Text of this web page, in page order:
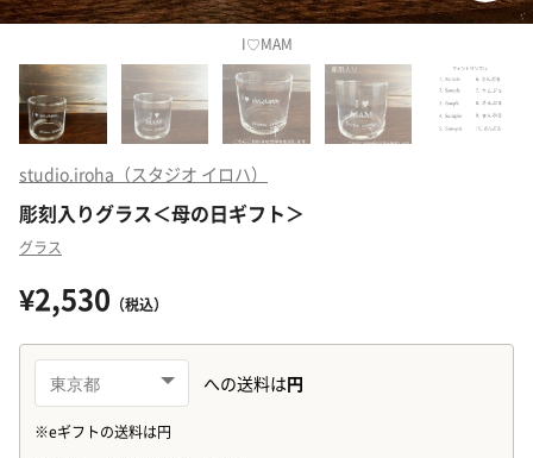
I♡MAM
studio.iroha（スタジオ イロハ）
彫刻入りグラス＜母の日ギフト＞
グラス
¥2,530 （税込）